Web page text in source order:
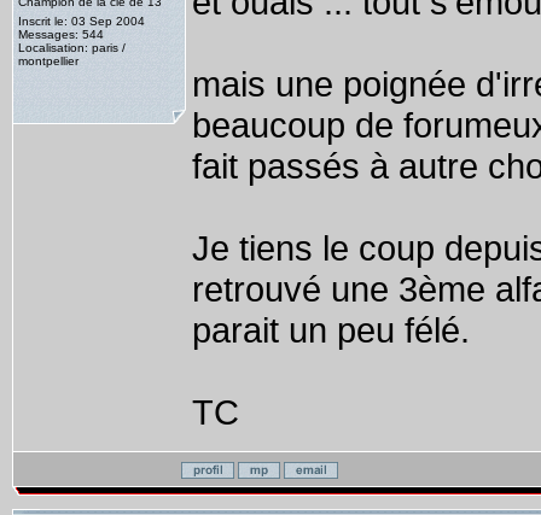
Inscrit le: 03 Sep 2004
Messages: 544
Localisation: paris /
montpellier
mais une poignée
beaucoup de
fait passés à autre
Je tiens le coup
retrouvé une 3ème
parait un peu félé.
TC